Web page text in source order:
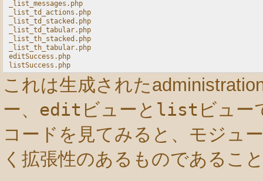
_list_messages.php
_list_td_actions.php
_list_td_stacked.php
_list_td_tabular.php
_list_th_stacked.php
_list_th_tabular.php
editSuccess.php
これは生成された
ー、 edit ビューと list ビュー
コードを見てみると、モジュ
く拡張性のあるものであるこ